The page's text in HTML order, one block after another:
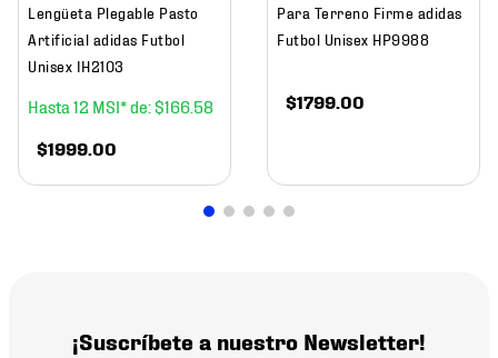
Lengüeta Plegable Pasto
Artificial adidas Futbol
Unisex IH2103
12 $166 58
$1999 00
Para Terreno Firme adidas
Futbol Unisex HP9988
$1799 00
¡Suscríbete a nuestro Newsletter!